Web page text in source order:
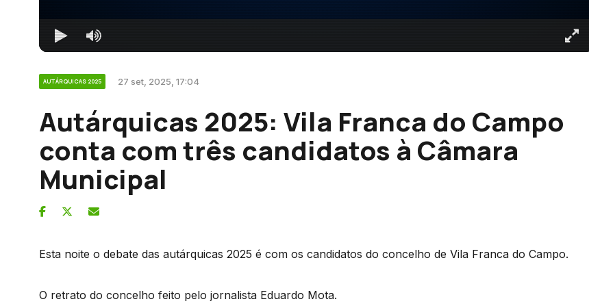
AUTÁRQUICAS 2025 27 set, 2025, 17:04
Autárquicas 2025: Vila Franca do Campo
conta com três candidatos à Câmara
Municipal
Esta noite o debate das autárquicas 2025 é com os candidatos do concelho de Vila Franca do Campo.
O retrato do concelho feito pelo jornalista Eduardo Mota.